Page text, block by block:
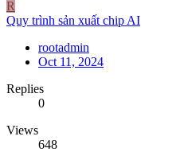
R
Quy trình sản xuất chip AI
rootadmin
Oct 11, 2024
Replies
0
Views
648